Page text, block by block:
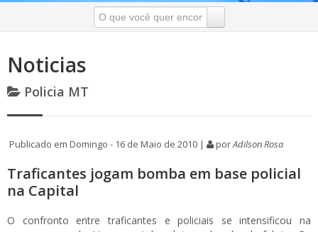
Noticias
Policia MT
Publicado em Domingo - 16 de Maio de 2010 | porAdilson Rosa
Traficantes jogam bomba em base policial
na Capital
O confronto entre traficantes e policiais se intensificou na